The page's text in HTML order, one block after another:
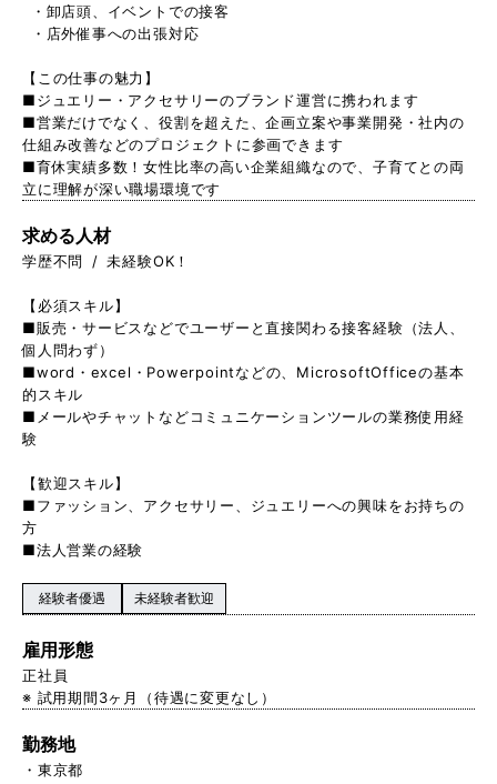
・卸店頭、イベントでの接客
・店外催事への出張対応
【この仕事の魅力】
■ジュエリー・アクセサリーのブランド運営に携われます
■営業だけでなく、役割を超えた、企画立案や事業開発・社内の
仕組み改善などのプロジェクトに参画できます
■育休実績多数！女性比率の高い企業組織なので、子育てとの両
立に理解が深い職場環境です
求める人材
学歴不問 / 未経験OK！
【必須スキル】
■販売・サービスなどでユーザーと直接関わる接客経験（法人、
個人問わず）
■word・excel・Powerpointなどの、MicrosoftOfficeの基本
的スキル
■メールやチャットなどコミュニケーションツールの業務使用経
験
【歓迎スキル】
■ファッション、アクセサリー、ジュエリーへの興味をお持ちの
方
■法人営業の経験
経験者優遇 未経験者歓迎
雇用形態
正社員
※ 試用期間3ヶ月（待遇に変更なし）
勤務地
東京都